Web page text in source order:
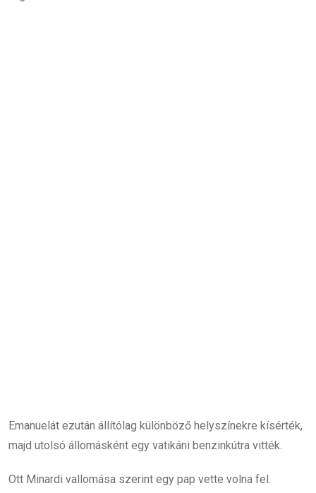
Emanuelát ezután állítólag különböző helyszínekre kísérték,
majd utolsó állomásként egy vatikáni benzinkútra vitték.
Ott Minardi vallomása szerint egy pap vette volna fel.